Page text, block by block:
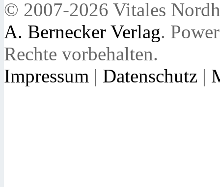
© 2007-2026 Vitales
A. Bernecker Verlag.
Rechte vorbehalten.
Impressum | Datenschutz |